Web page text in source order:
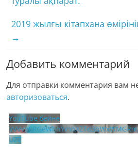
2019 жылғы кітапхана
→
Добавить комментарий
Для отправки комментария вам
авторизоваться.
YouTube бейне
UZZ